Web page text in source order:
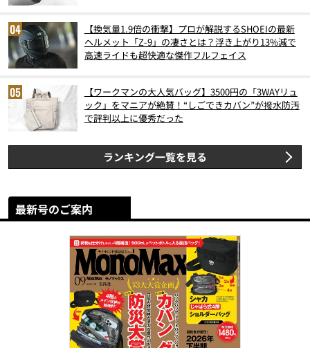
【換気量1.9倍の衝撃】プロが解説するSHOEIの最新
ヘルメット「Z-9」の凄さとは？浮き上がり13%減で
高速ライドも超快適な傑作フルフェイス
【ワークマンの大人気バッグ】3500円の「3WAYリュ
ック」をマニアが絶賛！“しごできカバン”が撥水防汚
で評判以上に優秀だった
ランキング一覧を見る
最新号のご案内